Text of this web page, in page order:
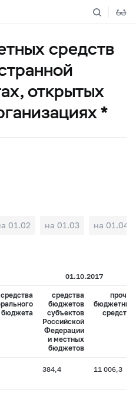
средств
открытых
*
01.02 на 01.03 на 01.04
01.10.2017
средства
бюджета
средства
бюджетов
субъектов
Российской
Федерации
и местных
бюджетов
прочие
бюджетные
средства
384,4 11 006,3